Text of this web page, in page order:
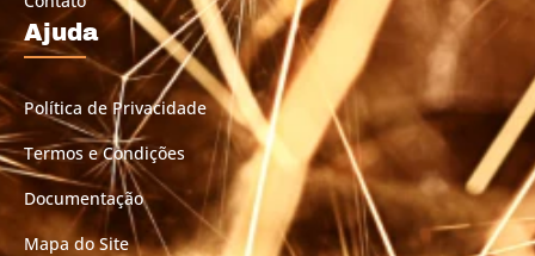
Ajuda
Política de Privacidade
Termos e Condições
Documentação
Mapa do Site